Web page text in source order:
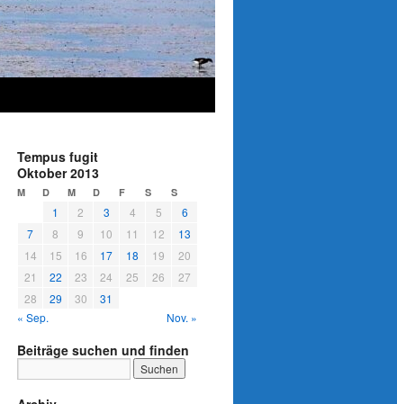
Tempus fugit
Oktober 2013
M D M D F S S
1 2 3 4 5
6
7
8 9 10 11 12
13
14
15 16 17 18 19
20
21
22 23 24 25 26
27
28
29 30
31
« Sep.
Nov. »
Beiträge suchen und finden